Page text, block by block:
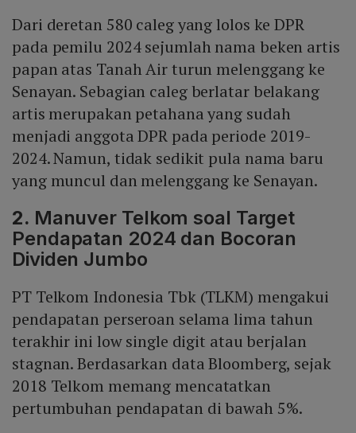
Dari deretan 580 caleg yang lolos ke DPR
pada pemilu 2024 sejumlah nama beken artis
papan atas Tanah Air turun melenggang ke
Senayan. Sebagian caleg berlatar belakang
artis merupakan petahana yang sudah
menjadi anggota DPR pada periode 2019-
2024. Namun, tidak sedikit pula nama baru
yang muncul dan melenggang ke Senayan.
2. Manuver Telkom soal Target
Pendapatan 2024 dan Bocoran
Dividen Jumbo
PT Telkom Indonesia Tbk (TLKM) mengakui
pendapatan perseroan selama lima tahun
terakhir ini low single digit atau berjalan
stagnan. Berdasarkan data Bloomberg, sejak
2018 Telkom memang mencatatkan
pertumbuhan pendapatan di bawah 5%.